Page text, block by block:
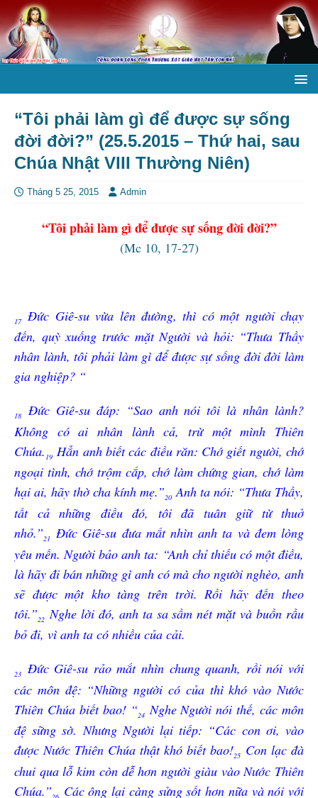
“Tôi phải làm gì để được sự sống
đời đời?” (25.5.2015 – Thứ hai, sau
Chúa Nhật VIII Thường Niên)
Tháng 5 25, 2015 Admin
“Tôi phải làm gì để được sự sống đời đời?”
(Mc 10, 17-27)
17Đức Giê-su vừa lên đường, thì có một người chạy
đến, quỳ xuống trước mặt Người và hỏi: “Thưa Thầy
nhân lành, tôi phải làm gì để được sự sống đời đời làm
gia nghiệp? “
18
Đức Giê-su đáp: “Sao anh nói tôi là nhân lành?
Không có ai nhân lành cả, trừ một mình Thiên
Chúa. 19 Hẳn anh biết các điều răn: Chớ giết người, chớ
ngoại tình, chớ trộm cắp, chớ làm chứng gian, chớ làm
hại ai, hãy thờ cha kính mẹ.”20 Anh ta nói: “Thưa Thầy,
tất cả những điều đó, tôi đã tuân giữ từ thuở
nhỏ.”21
Đức Giê-su đưa mắt nhìn anh ta và đem lòng
yêu mến. Người bảo anh ta: “Anh chỉ thiếu có một điều,
là hãy đi bán những gì anh có mà cho người nghèo, anh
sẽ được một kho tàng trên trời. Rồi hãy đến theo
tôi.”22 Nghe lời đó, anh ta sa sầm nét mặt và buồn rầu
bỏ đi, vì anh ta có nhiều của cải.
23
Đức Giê-su rảo mắt nhìn chung quanh, rồi nói với
các môn đệ: “Những người có của thì khó vào Nước
Thiên Chúa biết bao! “24Nghe Người nói thế, các môn
đệ sững sờ. Nhưng Người lại tiếp: “Các con ơi, vào
được Nước Thiên Chúa thật khó biết bao!25 Con lạc đà
chui qua lỗ kim còn dễ hơn người giàu vào Nước Thiên
Chúa.”
Các ông lại càng sửng sốt hơn nữa và nói với